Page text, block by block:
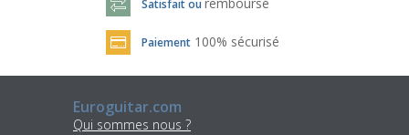
Satisfait ou
Paiement 100% sécurisé
Euroguitar.com
Qui sommes nous ?